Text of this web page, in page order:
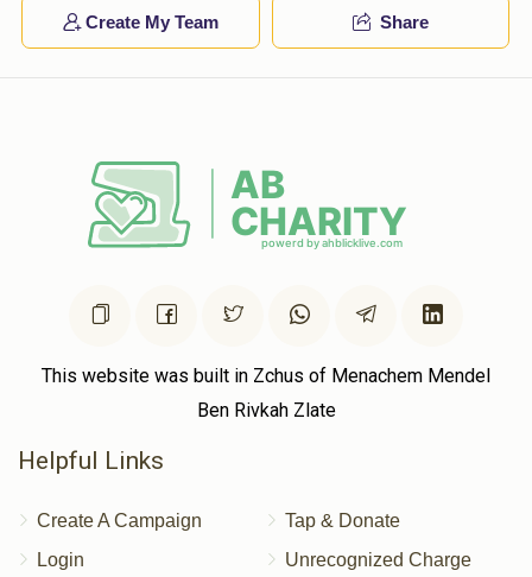
Create My Team Share
This website was built in Zchus of Menachem Mendel
Ben Rivkah Zlate
Helpful Links
Create A Campaign
Login
Tap & Donate
Unrecognized Charge